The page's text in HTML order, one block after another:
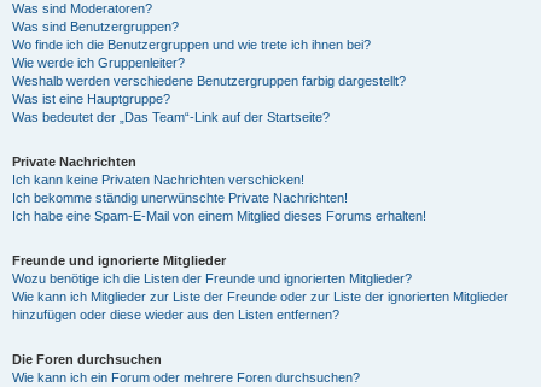
Was sind Moderatoren?
Was sind Benutzergruppen?
Wo finde ich die Benutzergruppen und wie trete ich ihnen bei?
Wie werde ich Gruppenleiter?
Weshalb werden verschiedene Benutzergruppen farbig dargestellt?
Was ist eine Hauptgruppe?
Was bedeutet der „Das Team“-Link auf der Startseite?
Private Nachrichten
Ich kann keine Privaten Nachrichten verschicken!
Ich bekomme ständig unerwünschte Private Nachrichten!
Ich habe eine Spam-E-Mail von einem Mitglied dieses Forums erhalten!
Freunde und ignorierte Mitglieder
Wozu benötige ich die Listen der Freunde und ignorierten Mitglieder?
Wie kann ich Mitglieder zur Liste der Freunde oder zur Liste der ignorierten Mitglieder
hinzufügen oder diese wieder aus den Listen entfernen?
Die Foren durchsuchen
Wie kann ich ein Forum oder mehrere Foren durchsuchen?